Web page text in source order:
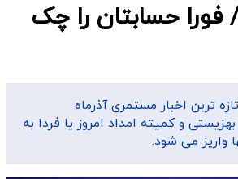
فورا حسابتان را چک
ترین اخبار مستمری آذرماه
و کمیته امداد امروز یا فردا به
واریز می شود.